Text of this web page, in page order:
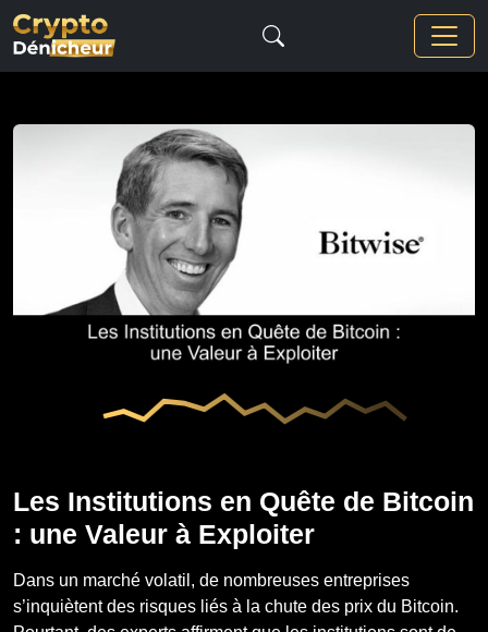
Les Institutions en Quête de Bitcoin
: une Valeur à Exploiter
Dans un marché volatil, de nombreuses entreprises
s’inquiètent des risques liés à la chute des prix du Bitcoin.